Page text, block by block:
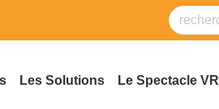
Les Solutions Le Spectacle VR